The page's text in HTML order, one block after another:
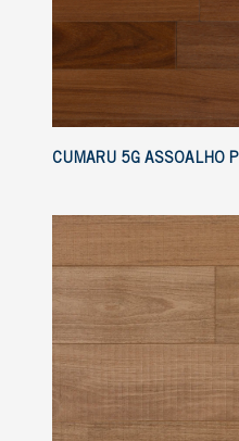
CUMARU 5G ASSOALHO